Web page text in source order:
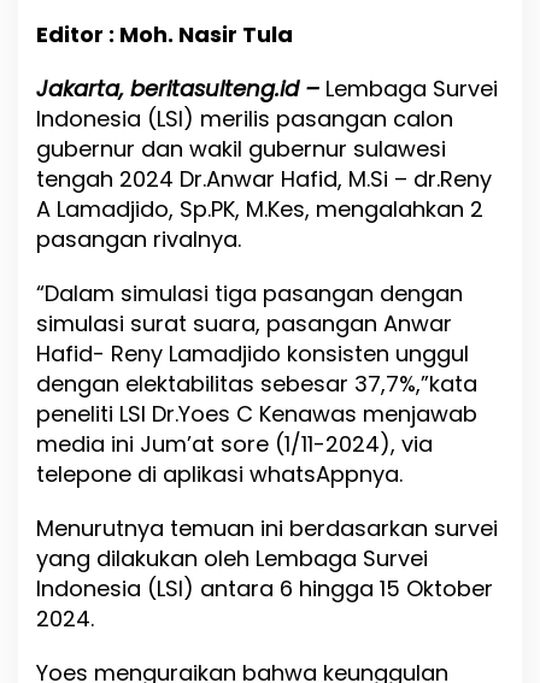
l
g
a
P
u
m
a
P
r
s
e
n
d
P
i
g
S
Editor : Moh. Nasir Tula
Jakarta, beritasulteng.id – Lembaga Survei
Indonesia (LSI) merilis pasangan calon
gubernur dan wakil gubernur sulawesi
tengah 2024 Dr.Anwar Hafid, M.Si – dr.Reny
A Lamadjido, Sp.PK, M.Kes, mengalahkan 2
pasangan rivalnya.
“Dalam simulasi tiga pasangan dengan
simulasi surat suara, pasangan Anwar
Hafid- Reny Lamadjido konsisten unggul
dengan elektabilitas sebesar 37,7%,”kata
peneliti LSI Dr.Yoes C Kenawas menjawab
media ini Jum’at sore (1/11-2024), via
telepone di aplikasi whatsAppnya.
Menurutnya temuan ini berdasarkan survei
yang dilakukan oleh Lembaga Survei
Indonesia (LSI) antara 6 hingga 15 Oktober
2024.
Yoes menguraikan bahwa keunggulan